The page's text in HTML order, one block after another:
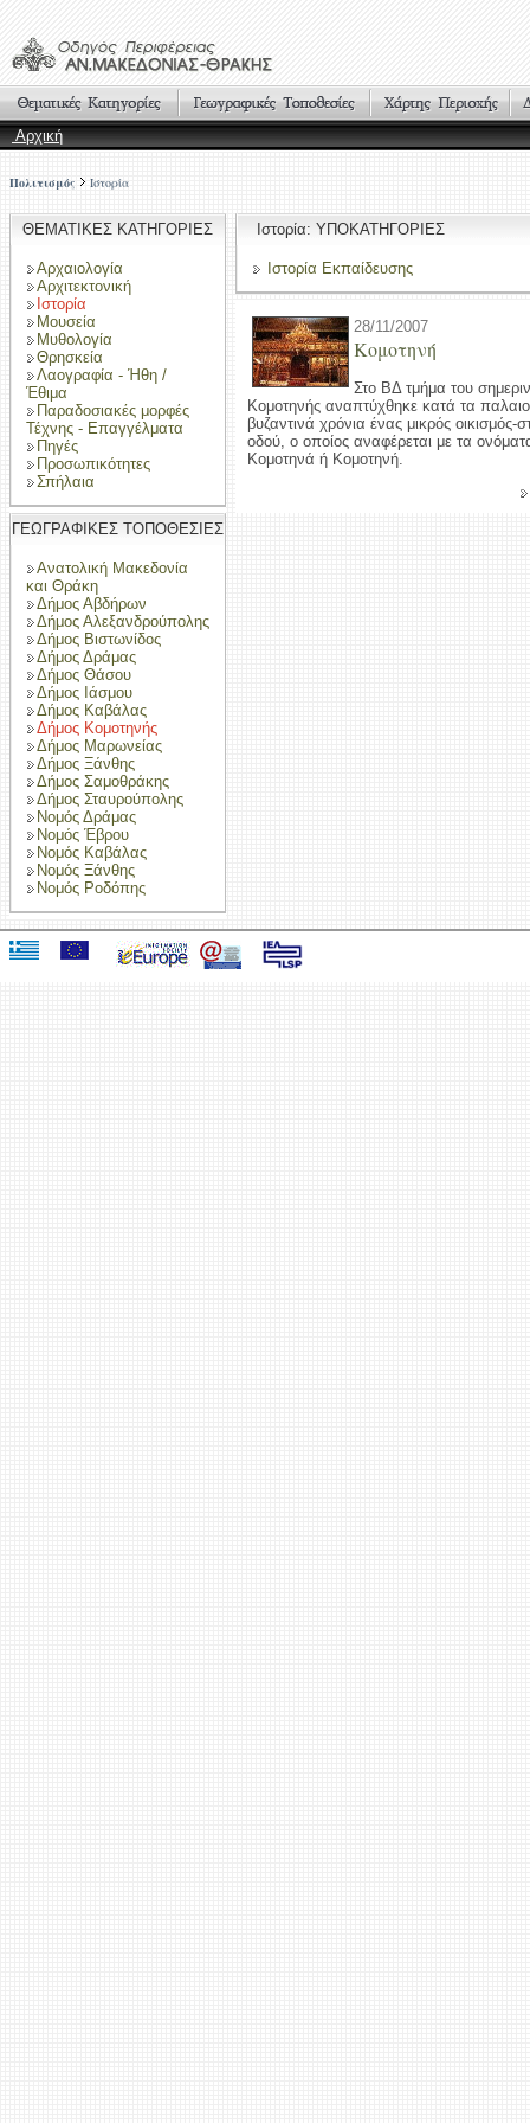
Αρχική
Πολιτισμός Ιστορία
ΘΕΜΑΤΙΚΕΣ ΚΑΤΗΓΟΡΙΕΣ
Αρχαιολογία
Αρχιτεκτονική
Ιστορία
Μουσεία
Μυθολογία
Θρησκεία
Λαογραφία - Ήθη /
Έθιμα
Παραδοσιακές μορφές
Τέχνης - Επαγγέλματα
Πηγές
Προσωπικότητες
Σπήλαια
ΓΕΩΓΡΑΦΙΚΕΣ ΤΟΠΟΘΕΣΙΕΣ
Ανατολική Μακεδονία
και Θράκη
Δήμος Αβδήρων
Δήμος Αλεξανδρούπολης
Δήμος Βιστωνίδος
Δήμος Δράμας
Δήμος Θάσου
Δήμος Ιάσμου
Δήμος Καβάλας
Δήμος Κομοτηνής
Δήμος Μαρωνείας
Δήμος Ξάνθης
Δήμος Σαμοθράκης
Δήμος Σταυρούπολης
Νομός Δράμας
Νομός Έβρου
Νομός Καβάλας
Νομός Ξάνθης
Νομός Ροδόπης
Ιστορία: ΥΠΟΚΑΤΗΓΟΡΙΕΣ
Ιστορία Εκπαίδευσης
28/11/2007
Κομοτηνή
Στο BΔ τμήμα του
Kομοτηνής αναπτύχθηκε κατά τα
βυζαντινά χρόνια ένας μικρός οικισμός-
οδού, ο οποίος αναφέρεται με τα
Kομοτηνά ή Kομοτηνή.